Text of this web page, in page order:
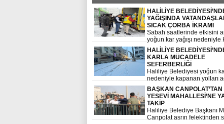
HALİLİYE
YAĞIŞINDA
SICAK ÇORBA İKRAMI
Sabah saatlerinde etkisini
yoğun kar yağışı nedeniyle
Belediyesi, işe giden
mağduriyet yaşamaması
indi.
HALİLİYE
KARLA MÜCADELE
SEFERBERLİĞİ
Haliliye Belediyesi yoğun
nedeniyle kapanan yolları
seferberlik ilan etti
BAŞKAN
YESEVİ MAHALLESİ’NE
TAKİP
Haliliye Belediye Başkanı
Canpolat asrın felektinden